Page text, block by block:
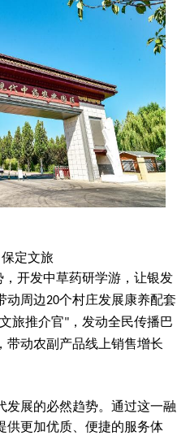
定文旅
，开发中草药研学游，让银发
动周边20个村庄发展康养配套
文旅推介官" ，发动全民传播巴
带动农副产品线上销售增长
发展的必然趋势。通过这一融
供更加优质、便捷的服务体